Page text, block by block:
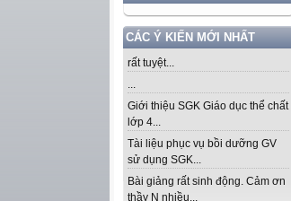
CÁC Ý KIẾN MỚI NHẤT
rất tuyệt...
...
Giới thiệu SGK Giáo dục thể chất
lớp 4...
Tài liệu phục vụ bồi dưỡng GV
sử dụng SGK...
Bài giảng rất sinh động. Cảm ơn
thầy N nhiều...